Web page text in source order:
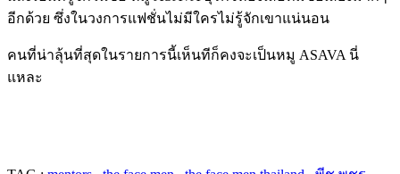
อีกด้วย ซึ่งในวงการแฟชั่นไม่มีใครไม่รู้จักเขาแน่นอน
คนที่น่าลุ้นที่สุดในรายการนี้เห็นทีก็คงจะเป็นหมู ASAVA นี่
แหละ